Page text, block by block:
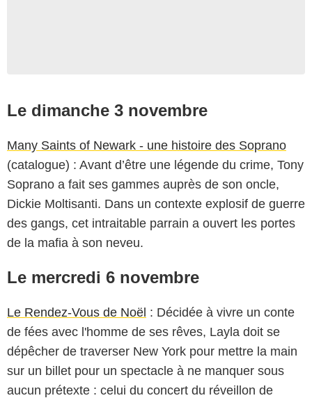
Le dimanche 3 novembre
Many Saints of Newark - une histoire des Soprano
(catalogue) : Avant d’être une légende du crime, Tony
Soprano a fait ses gammes auprès de son oncle,
Dickie Moltisanti. Dans un contexte explosif de guerre
des gangs, cet intraitable parrain a ouvert les portes
de la mafia à son neveu.
Le mercredi 6 novembre
Le Rendez-Vous de Noël : Décidée à vivre un conte
de fées avec l'homme de ses rêves, Layla doit se
dépêcher de traverser New York pour mettre la main
sur un billet pour un spectacle à ne manquer sous
aucun prétexte : celui du concert du réveillon de